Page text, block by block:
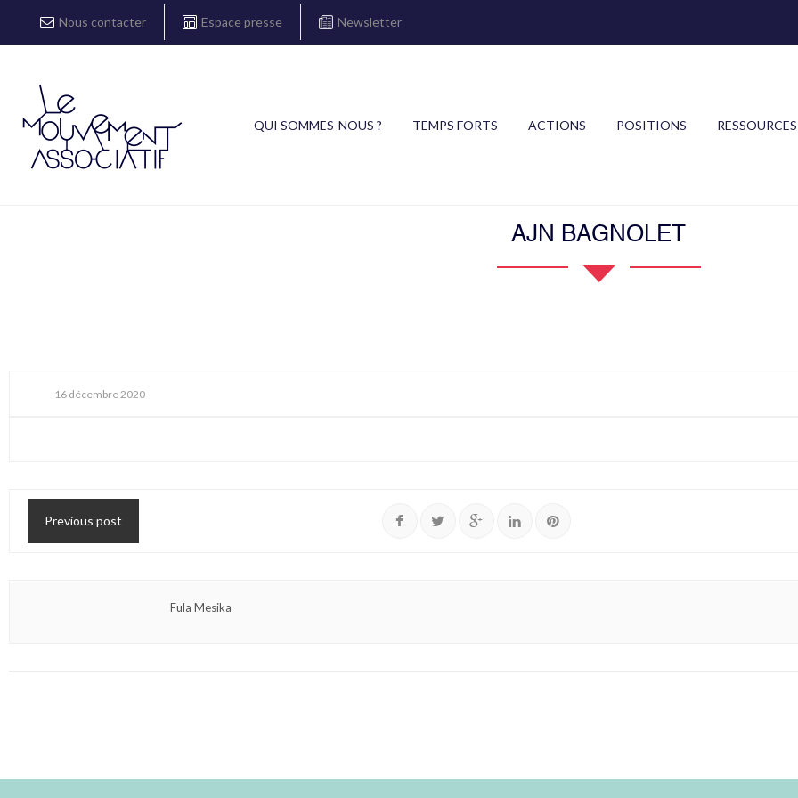
Nous contacter Espace presse Newsletter
QUI SOMMES-NOUS ? TEMPS FORTS ACTIONS POSITIONS RESSOURCES
AJN BAGNOLET
16 décembre 2020
Previous post
Fula Mesika